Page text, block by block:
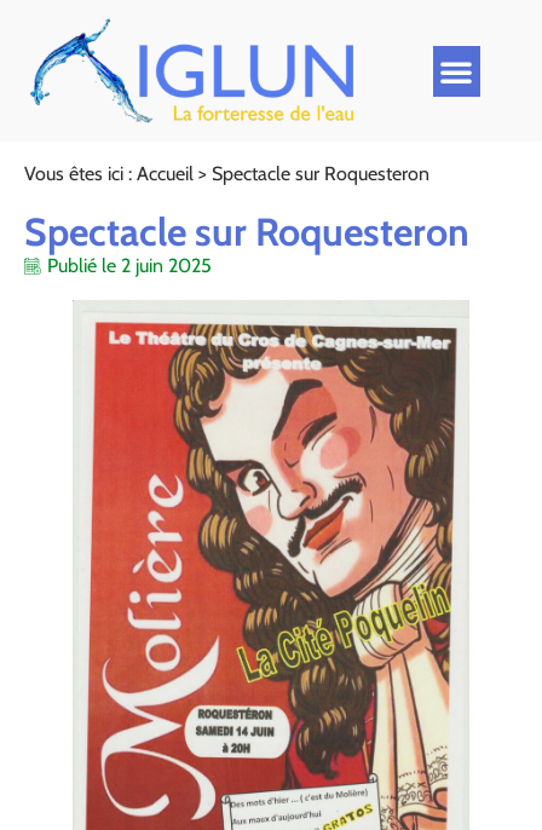
Vous êtes ici : Accueil > Spectacle sur Roquesteron
Spectacle sur Roquesteron
Publié le 2 juin 2025